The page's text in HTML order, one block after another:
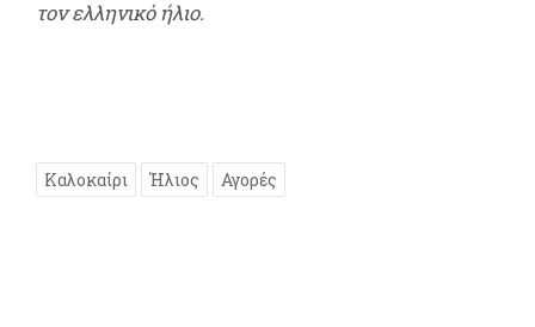
τον ελληνικό ήλιο.
Καλοκαίρι Ήλιος Αγορές